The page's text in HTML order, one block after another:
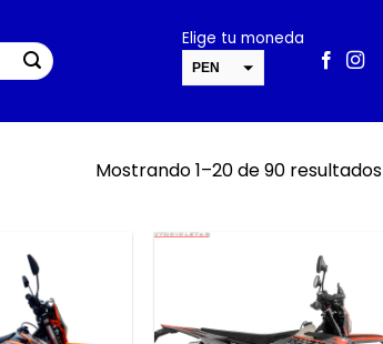
Elige tu moneda
PEN
cambiar la tasa y esta descripción a los valores correctos
Mostrando 1–20 de 90 resultados